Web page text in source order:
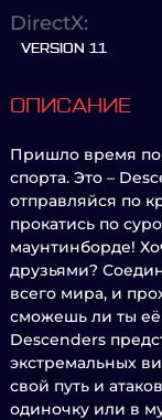
DirectX:
VERSION 11
ОПИСАНИЕ
Пришло время
спорта. Это –
отправляйся по
прокатись по
маунтинборде!
друзьями?
всего мира, и
сможешь ли ты её
Descenders
экстремальных
свой путь и
одиночку или в